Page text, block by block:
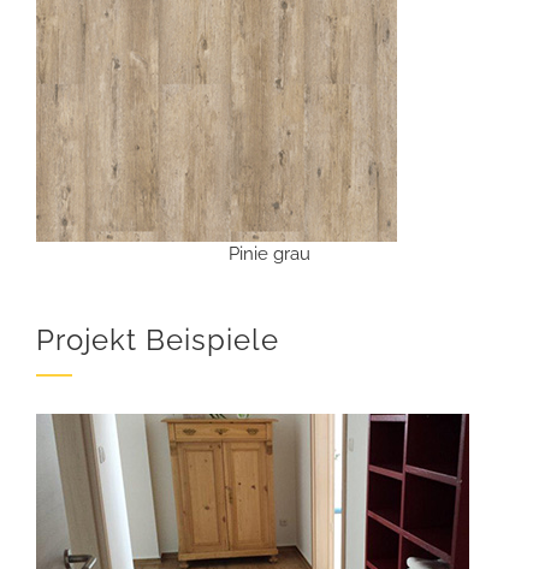
Pinie grau
Projekt Beispiele